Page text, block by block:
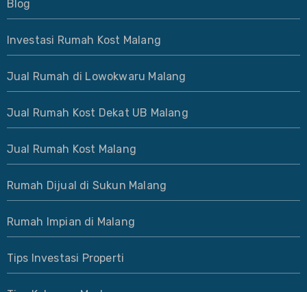
Blog
Investasi Rumah Kost Malang
Jual Rumah di Lowokwaru Malang
Jual Rumah Kost Dekat UB Malang
Jual Rumah Kost Malang
Rumah Dijual di Sukun Malang
Rumah Impian di Malang
Tips Investasi Properti